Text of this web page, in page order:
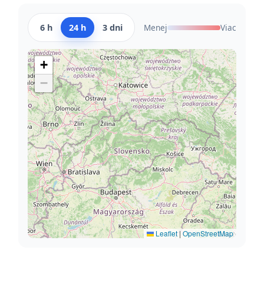
6 h 24 h 3 dni Menej Viac
+
−
Leaflet | OpenStreetMap